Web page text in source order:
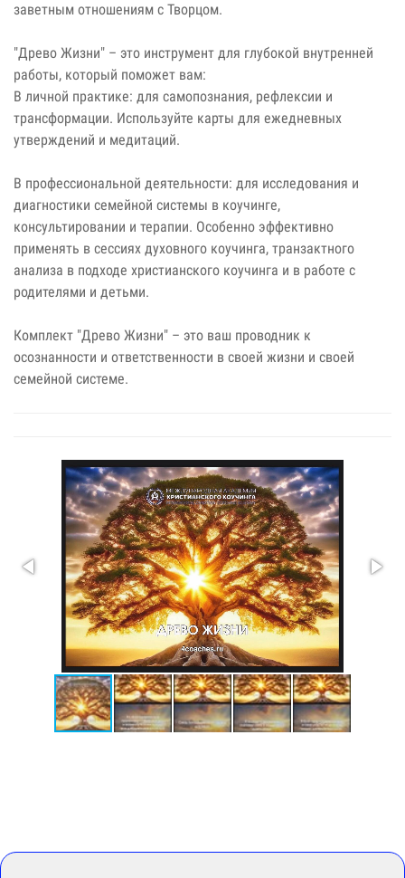
заветным отношениям с Творцом.
"Древо Жизни" – это инструмент для глубокой внутренней
работы, который поможет вам:
В личной практике: для самопознания, рефлексии и
трансформации. Используйте карты для ежедневных
утверждений и медитаций.
В профессиональной деятельности: для исследования и
диагностики семейной системы в коучинге,
консультировании и терапии. Особенно эффективно
применять в сессиях духовного коучинга, транзактного
анализа в подходе христианского коучинга и в работе с
родителями и детьми.
Комплект "Древо Жизни" – это ваш проводник к
осознанности и ответственности в своей жизни и своей
семейной системе.